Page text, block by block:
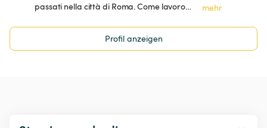
passati nella città di Roma. Come lavoro…
mehr
Profil anzeigen